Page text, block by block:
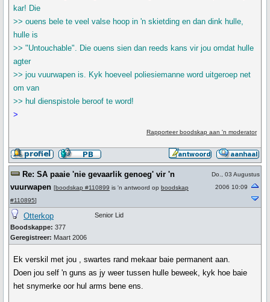
kar! Die
>> ouens bele te veel valse hoop in 'n skietding en dan dink hulle,
hulle is
>> "Untouchable". Die ouens sien dan reeds kans vir jou omdat hulle
agter
>> jou vuurwapen is. Kyk hoeveel poliesiemanne word uitgeroep net
om van
>> hul dienspistole beroof te word!
>
Rapporteer boodskap aan 'n moderator
Re: SA paaie 'nie gevaarlik genoeg' vir 'n
vuurwapen [boodskap #110899 is 'n antwoord op boodskap
#110895]
Do., 03 Augustus
2006 10:09
Otterkop
Boodskappe: 377
Geregistreer: Maart 2006
Senior Lid
Ek verskil met jou , swartes rand mekaar baie permanent aan.
Doen jou self 'n guns as jy weer tussen hulle beweek, kyk hoe baie
het snymerke oor hul arms bene ens.